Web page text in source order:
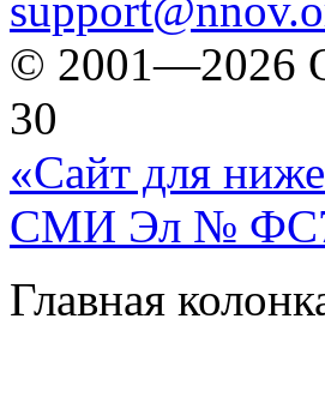
© 2001—2026
30
«Сайт для
СМИ Эл №
Главная